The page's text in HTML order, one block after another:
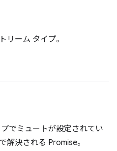
リーム タイプ。
でミュートが設定されてい
解決される Promise。